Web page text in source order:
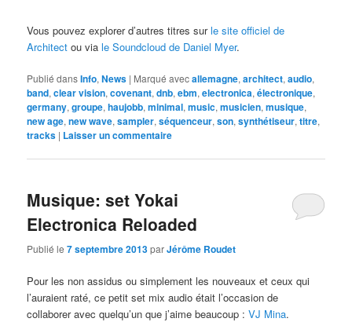
Vous pouvez explorer d’autres titres surle site officiel de
Architect ou via le Soundcloud de Daniel Myer.
Publié dansInfo,News | Marqué avecallemagne,architect,audio,
band,clear vision,covenant,dnb,ebm,electronica,électronique,
germany,groupe,haujobb,minimal,music,musicien,musique,
new age,new wave,sampler,séquenceur,son,synthétiseur,titre,
tracks | Laisser un commentaire
Musique: set Yokai
Electronica Reloaded
Publié le7 septembre 2013parJérôme Roudet
Pour les non assidus ou simplement les nouveaux et ceux qui
l’auraient raté, ce petit set mix audio était l’occasion de
collaborer avec quelqu’un que j’aime beaucoup :VJ Mina.